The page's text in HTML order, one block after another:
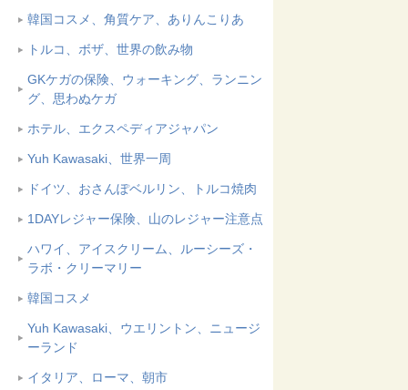
韓国コスメ、角質ケア、ありんこりあ
トルコ、ボザ、世界の飲み物
GKケガの保険、ウォーキング、ランニン
グ、思わぬケガ
ホテル、エクスペディアジャパン
Yuh Kawasaki、世界一周
ドイツ、おさんぽベルリン、トルコ焼肉
1DAYレジャー保険、山のレジャー注意点
ハワイ、アイスクリーム、ルーシーズ・
ラボ・クリーマリー
韓国コスメ
Yuh Kawasaki、ウエリントン、ニュージ
ーランド
イタリア、ローマ、朝市